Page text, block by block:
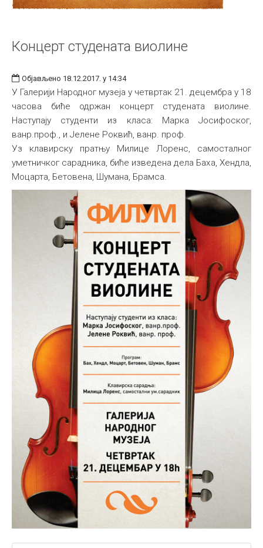
Концерт студената виолине
Објављено 18.12.2017. у 14:34
У Галерији Народног музеја у четвртак 21. децембра у 18
часова биће одржан концерт студената виолине.
Наступају студенти из класа: Марка Јосифоског,
ванр.проф., и Јелене Роквић, ванр. проф.
Уз клавирску пратњу Милице Лоренс, самосталног
уметничког сарадника, биће изведена дела Баха, Хендла,
Моцарта, Бетовена, Шумана, Брамса.